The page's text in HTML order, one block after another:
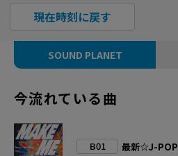
現在時刻に戻す
SOUND PLANET
今流れている曲
B01 最新☆J-POP